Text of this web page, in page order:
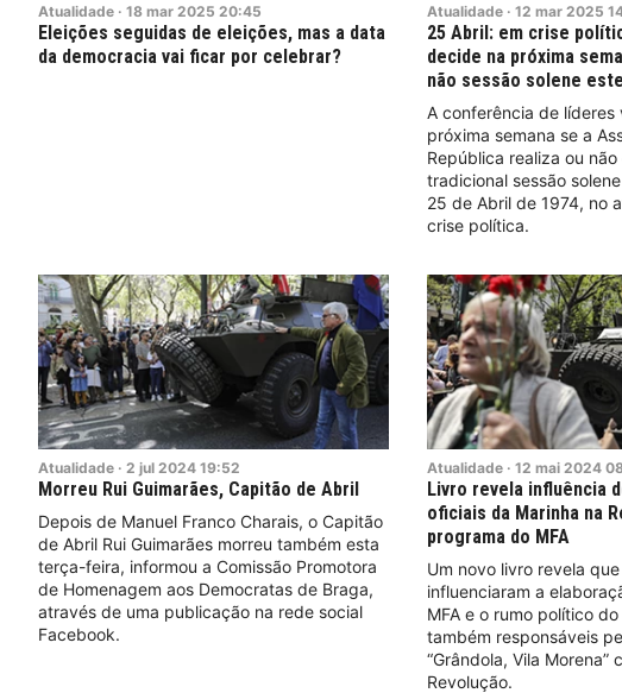
Atualidade · 18 mar 2025 20:45
Eleições seguidas de eleições, mas a data
da democracia vai ficar por celebrar?
Atualidade · 12 mar 2025
25 Abril: em crise
decide na próxima
não sessão solene
A conferência de líderes
próxima semana se a
República realiza ou não
tradicional sessão
25 de Abril de 1974, no
crise política.
Atualidade · 2 jul 2024 19:52
Morreu Rui Guimarães, Capitão de Abril
Depois de Manuel Franco Charais, o Capitão
de Abril Rui Guimarães morreu também esta
terça-feira, informou a Comissão Promotora
de Homenagem aos Democratas de Braga,
através de uma publicação na rede social
Facebook.
Atualidade · 12 mai 2024
Livro revela influência
oficiais da Marinha na
programa do MFA
Um novo livro revela
influenciaram a
MFA e o rumo político
também responsáveis
“Grândola, Vila Morena”
Revolução.